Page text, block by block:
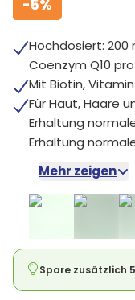
-5%
Hochdosiert: 200
Coenzym Q10
Mit Biotin,
Für Haut, Haare
Erhaltung
Erhaltung
Mehr zeigen
Spare zusätzlich